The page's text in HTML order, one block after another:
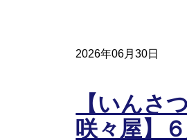
2026年06月30日
【いんさ
咲々屋】